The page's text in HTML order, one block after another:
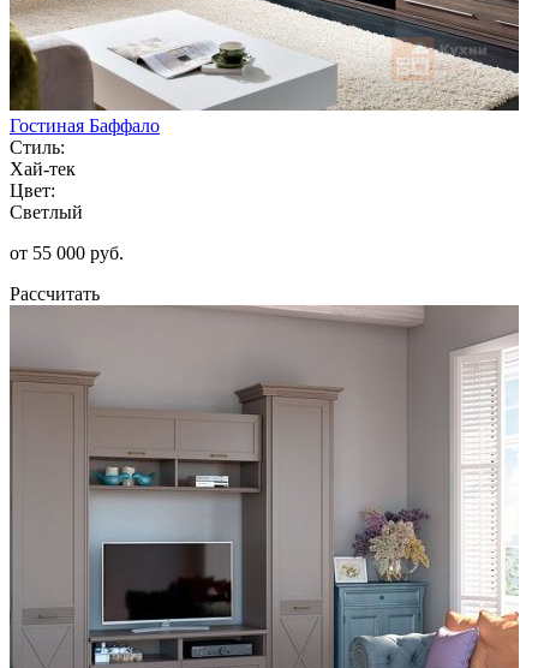
Гостиная Баффало
Стиль:
Хай-тек
Цвет:
Светлый
от 55 000 руб.
Рассчитать